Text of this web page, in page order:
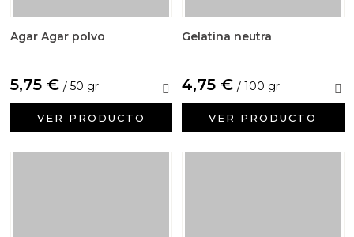
Agar Agar polvo
5,75 € / 50 gr
VER PRODUCTO
Gelatina neutra
4,75 € / 100 gr
VER PRODUCTO